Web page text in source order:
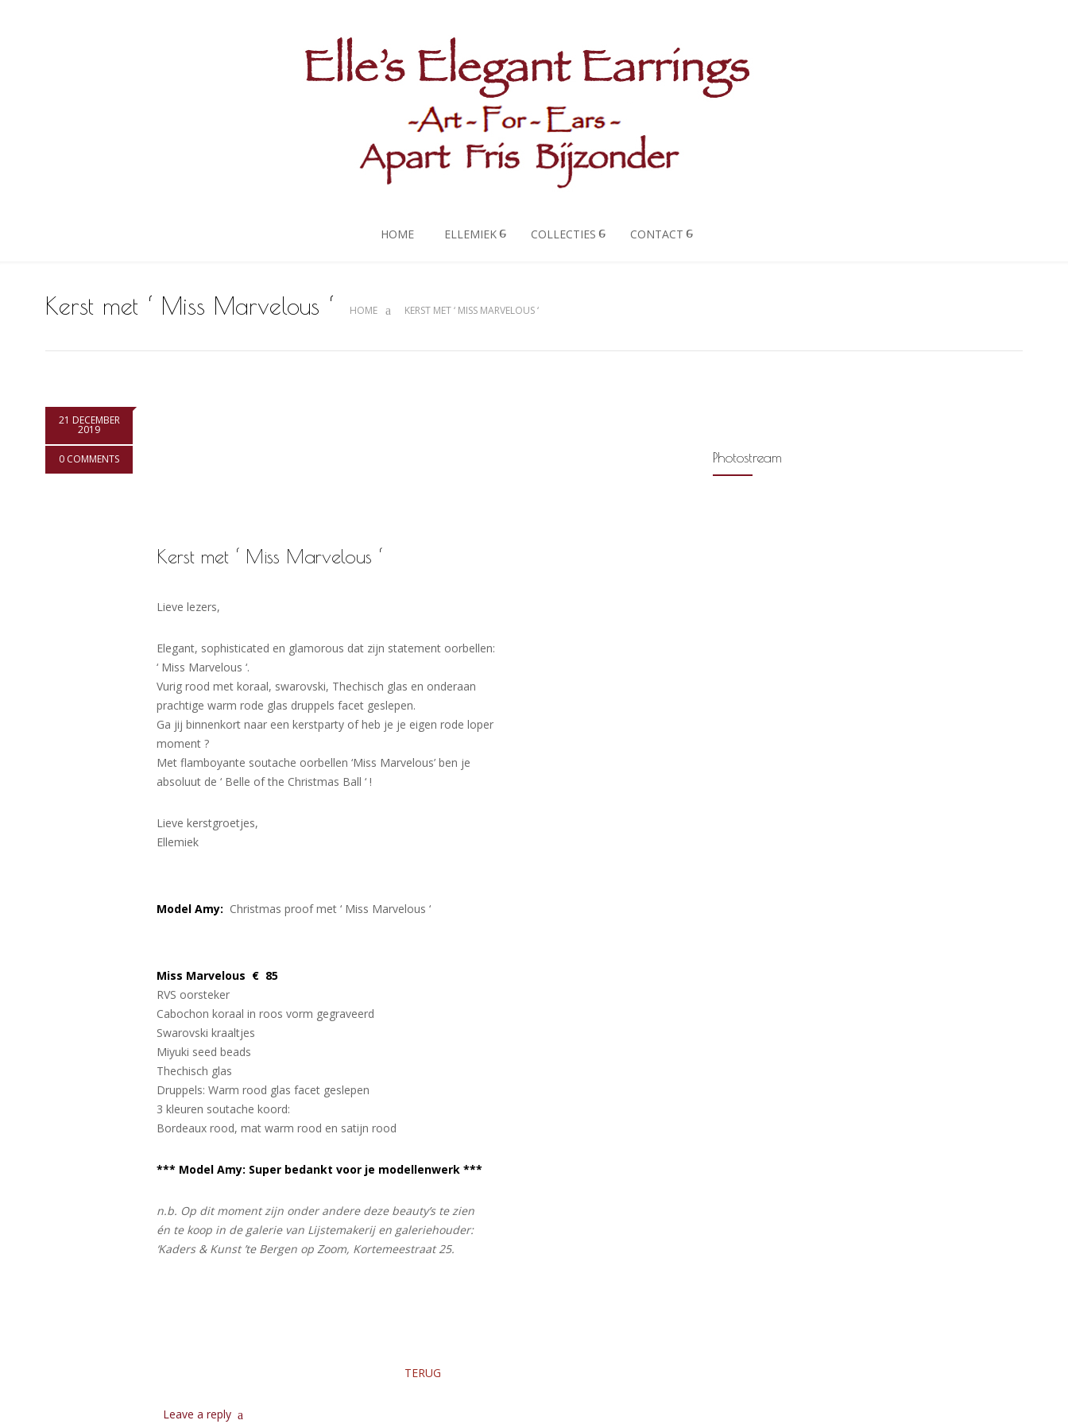
HOME ELLEMIEK COLLECTIES CONTACT
Kerst met ‘ Miss Marvelous ‘ HOME KERST MET ‘ MISS MARVELOUS ‘
21 DECEMBER
2019
0 COMMENTS
Kerst met ‘ Miss Marvelous ‘
Lieve lezers,
Elegant, sophisticated en glamorous dat zijn statement oorbellen:
‘ Miss Marvelous ‘.
Vurig rood met koraal, swarovski, Thechisch glas en onderaan
prachtige warm rode glas druppels facet geslepen.
Ga jij binnenkort naar een kerstparty of heb je je eigen rode loper
moment ?
Met flamboyante soutache oorbellen ‘Miss Marvelous’ ben je
absoluut de ‘ Belle of the Christmas Ball ‘ !
Lieve kerstgroetjes,
Ellemiek
Model Amy: Christmas proof met ‘ Miss Marvelous ‘
Miss Marvelous € 85
RVS oorsteker
Cabochon koraal in roos vorm gegraveerd
Swarovski kraaltjes
Miyuki seed beads
Thechisch glas
Druppels: Warm rood glas facet geslepen
3 kleuren soutache koord:
Bordeaux rood, mat warm rood en satijn rood
*** Model Amy: Super bedankt voor je modellenwerk ***
n.b. Op dit moment zijn onder andere deze beauty’s te zien
én te koop in de galerie van Lijstemakerij en galeriehouder:
‘Kaders & Kunst ’te Bergen op Zoom, Kortemeestraat 25.
TERUG
Leave a reply
Photostream